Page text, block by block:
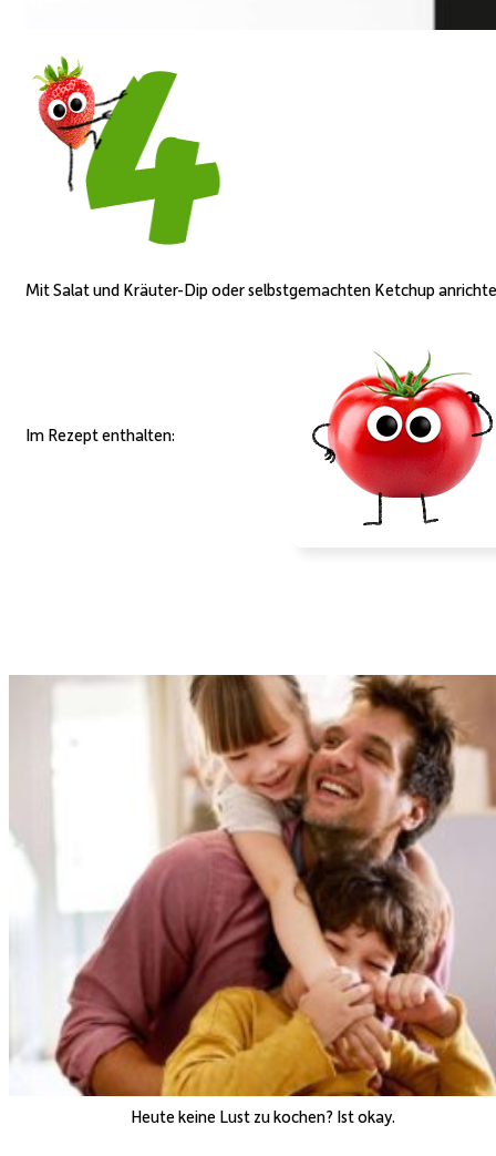
Mit Salat und Kräuter-Dip oder selbstgemachten Ketchup
Im Rezept enthalten:
Heute keine Lust zu kochen? Ist okay.